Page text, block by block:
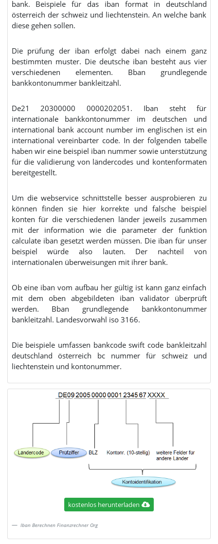
bank. Beispiele für das iban format in deutschland
österreich der schweiz und liechtenstein. An welche bank
diese gehen sollen.
Die prüfung der iban erfolgt dabei nach einem ganz
bestimmten muster. Die deutsche iban besteht aus vier
verschiedenen elementen. Bban grundlegende
bankkontonummer bankleitzahl.
De21 20300000 0000202051. Iban steht für
internationale bankkontonummer im deutschen und
international bank account number im englischen ist ein
international vereinbarter code. In der folgenden tabelle
haben wir eine beispiel iban nummer sowie unterstützung
für die validierung von ländercodes und kontenformaten
bereitgestellt.
Um die webservice schnittstelle besser ausprobieren zu
können finden sie hier korrekte und falsche beispiel
konten für die verschiedenen länder jeweils zusammen
mit der information wie die parameter der funktion
calculate iban gesetzt werden müssen. Die iban für unser
beispiel würde also lauten. Der nachteil von
internationalen überweisungen mit ihrer bank.
Ob eine iban vom aufbau her gültig ist kann ganz einfach
mit dem oben abgebildeten iban validator überprüft
werden. Bban grundlegende bankkontonummer
bankleitzahl. Landesvorwahl iso 3166.
Die beispiele umfassen bankcode swift code bankleitzahl
deutschland österreich bc nummer für schweiz und
liechtenstein und kontonummer.
kostenlos herunterladen
Iban Berechnen Finanzrechner Org